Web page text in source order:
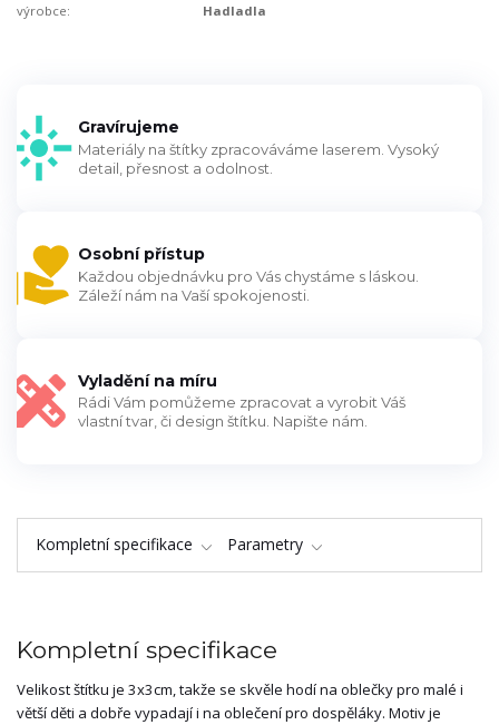
výrobce:
Hadladla
Gravírujeme
Materiály na štítky zpracováváme laserem. Vysoký
detail, přesnost a odolnost.
Osobní přístup
Každou objednávku pro Vás chystáme s láskou.
Záleží nám na Vaší spokojenosti.
Vyladění na míru
Rádi Vám pomůžeme zpracovat a vyrobit Váš
vlastní tvar, či design štítku. Napište nám.
Kompletní specifikace Parametry
Kompletní specifikace
Velikost štítku je 3x3cm, takže se skvěle hodí na oblečky pro malé i
větší děti a dobře vypadají i na oblečení pro dospěláky. Motiv je